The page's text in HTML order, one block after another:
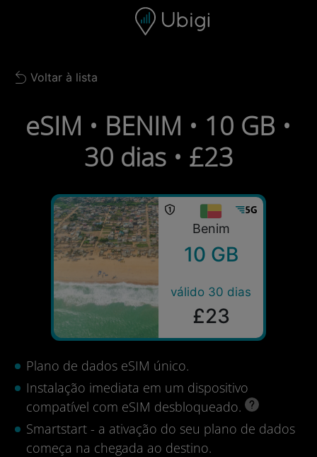
Barra de navegação
Back to list
Voltar à lista
eSIM • BENIM • 10 GB •
30 dias • £23
Benim
10 GB
válido 30 dias
£23
Plano de dados eSIM único.
Instalação imediata em um dispositivo
compatível com eSIM desbloqueado.
Smartstart - a ativação do seu plano de dados
começa na chegada ao destino.